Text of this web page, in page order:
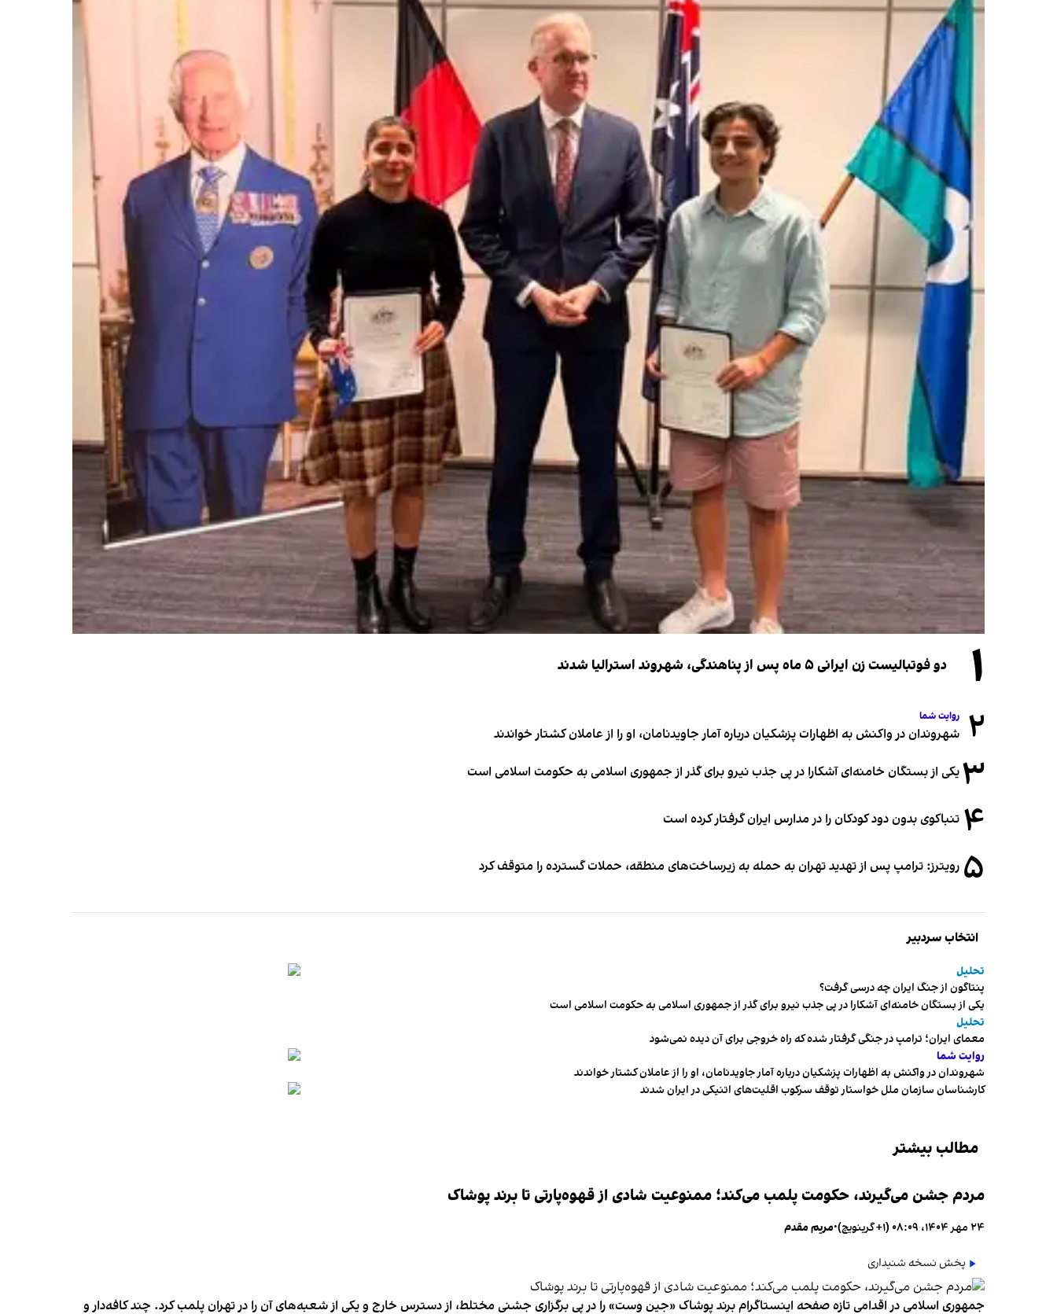
۱ دو فوتبالیست زن ایرانی ۵ ماه پس از پناهندگی، شهروند استرالیا شدند
۲ روایت شما
شهروندان در واکنش به اظهارات پزشکیان درباره آمار جاویدنامان، او را از عاملان کشتار خواندند
۳یکی از بستگان خامنه‌ای آشکارا در پی جذب نیرو برای گذر از جمهوری اسلامی به حکومت اسلامی است
۴ تنباکوی بدون دود کودکان را در مدارس ایران گرفتار کرده است
۵ رویترز: ترامپ پس از تهدید تهران به حمله به زیرساخت‌های منطقه، حملات گسترده را متوقف کرد
انتخاب سردبیر
تحلیل
پنتاگون از جنگ ایران چه درسی گرفت؟
یکی از بستگان خامنه‌ای آشکارا در پی جذب نیرو برای گذر از جمهوری اسلامی به حکومت اسلامی است
تحلیل
معمای ایران؛ ترامپ در جنگی گرفتار شده که راه خروجی برای آن دیده نمی‌شود
روایت شما
شهروندان در واکنش به اظهارات پزشکیان درباره آمار جاویدنامان، او را از عاملان کشتار خواندند
کارشناسان سازمان ملل خواستار توقف سرکوب اقلیت‌های اتنیکی در ایران شدند
مطالب بیشتر
مردم جشن می‌گیرند، حکومت پلمب می‌کند؛ ممنوعیت شادی از قهوه‌پارتی تا برند پوشاک
۲۴ مهر ۱۴۰۴، ۰۸:۰۹ (‎+۱ گرینویچ) •مریم مقدم
پخش نسخه شنیداری
جمهوری اسلامی در اقدامی تازه صفحه اینستاگرام برند پوشاک «جین وست» را در پی برگزاری جشنی مختلط، از دسترس خارج و یکی از شعبه‌های آن را در تهران پلمب کرد. چند کافه‌‌دار و